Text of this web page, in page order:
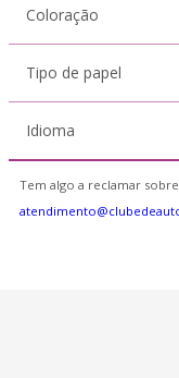
Coloração
Tipo de papel
Idioma
Tem algo a reclamar